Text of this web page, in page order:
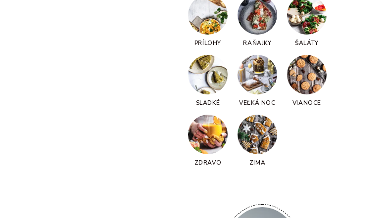
PRÍLOHY RAŇAJKY ŠALÁTY
SLADKÉ VEĽKÁ NOC VIANOCE
ZDRAVO ZIMA